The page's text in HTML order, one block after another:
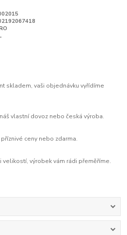
skladem, vaši objednávku vyřídíme
vlastní dovoz nebo česká výroba.
ceny nebo zdarma.
velikostí, výrobek vám rádi přeměříme.